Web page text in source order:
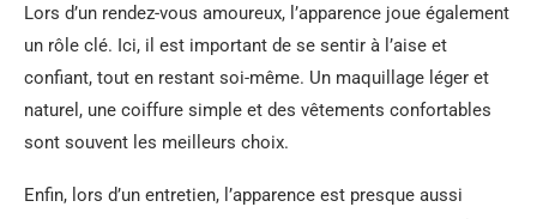
Lors d’un rendez-vous amoureux, l’apparence joue également
un rôle clé. Ici, il est important de se sentir à l’aise et
confiant, tout en restant soi-même. Un maquillage léger et
naturel, une coiffure simple et des vêtements confortables
sont souvent les meilleurs choix.
Enfin, lors d’un entretien, l’apparence est presque aussi